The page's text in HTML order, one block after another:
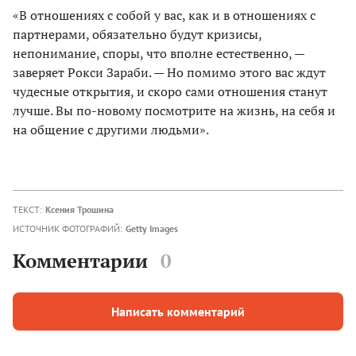
«В отношениях с собой у вас, как и в отношениях с
партнерами, обязательно будут кризисы,
непонимание, споры, что вполне естественно, —
заверяет Рокси Зараби. — Но помимо этого вас ждут
чудесные открытия, и скоро сами отношения станут
лучше. Вы по-новому посмотрите на жизнь, на себя и
на общение с другими людьми».
ТЕКСТ: Ксения Трошина
ИСТОЧНИК ФОТОГРАФИЙ: Getty Images
Комментарии 0
Написать комментарий